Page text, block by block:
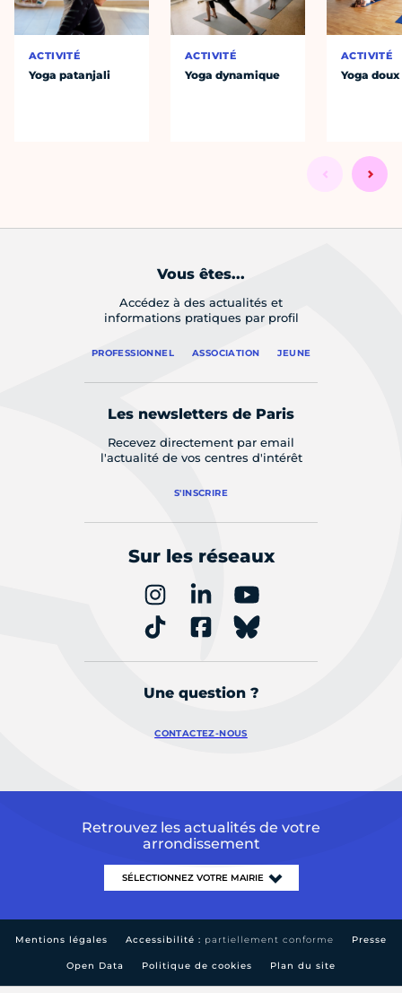
ACTIVITÉ
Yoga patanjali
ACTIVITÉ
Yoga dynamique
ACTIVITÉ
Yoga doux
Vous êtes...
Accédez à des actualités et
informations pratiques par profil
PROFESSIONNEL ASSOCIATION JEUNE
Les newsletters de Paris
Recevez directement par email
l'actualité de vos centres d'intérêt
S'INSCRIRE
Sur les réseaux
Une question ?
CONTACTEZ-NOUS
Retrouvez les actualités de votre
arrondissement
Mentions légales Accessibilité : partiellement conforme Presse
Open Data Politique de cookies Plan du site